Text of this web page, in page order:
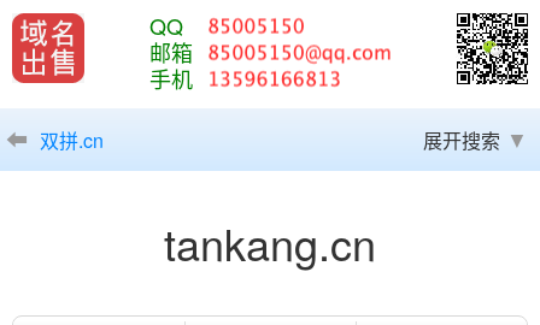
QQ
邮箱
手机
双拼.cn 展开搜索
tankang.cn